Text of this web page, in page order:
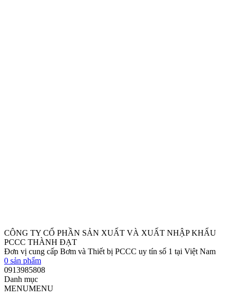
CÔNG TY CỔ PHẦN SẢN XUẤT VÀ XUẤT NHẬP KHẨU
PCCC THÀNH ĐẠT
Đơn vị cung cấp Bơm và Thiết bị PCCC uy tín số 1 tại Việt Nam
0 sản phẩm
0913985808
Danh mục
MENUMENU